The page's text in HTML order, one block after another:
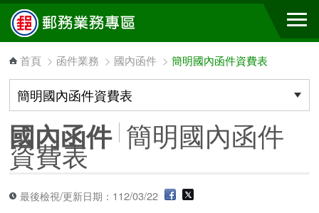
跳到主要內容區塊
首頁 > 函件業務 > 國內函件 >簡明國內函件資費表
國內函件 簡明國內函件
資費表
最後檢視/更新日期：112/03/22